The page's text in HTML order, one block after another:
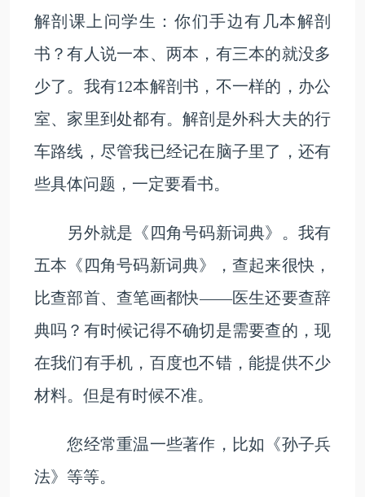
解剖课上问学生：你们手边有几本解剖
书？有人说一本、两本，有三本的就没多
少了。我有12本解剖书，不一样的，办公
室、家里到处都有。解剖是外科大夫的行
车路线，尽管我已经记在脑子里了，还有
些具体问题，一定要看书。
另外就是《四角号码新词典》。我有
五本《四角号码新词典》，查起来很快，
比查部首、查笔画都快——医生还要查辞
典吗？有时候记得不确切是需要查的，现
在我们有手机，百度也不错，能提供不少
材料。但是有时候不准。
您经常重温一些著作，比如《孙子兵
法》等等。